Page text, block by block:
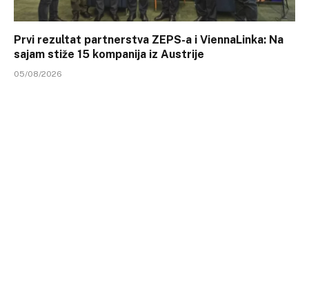
Prvi rezultat partnerstva ZEPS-a i ViennaLinka: Na
sajam stiže 15 kompanija iz Austrije
05/08/2026